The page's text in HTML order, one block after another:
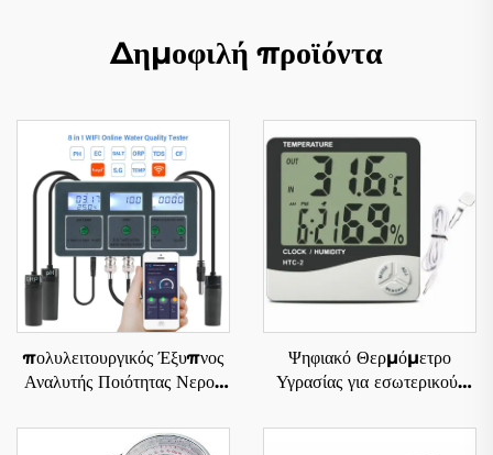
Δημοφιλή προϊόντα
πολυλειτουργικός Έξυπνος
Αναλυτής Ποιότητας Νερού
Ψηφιακό Θερμόμετρο
Υγρασίας για εσωτερικούς